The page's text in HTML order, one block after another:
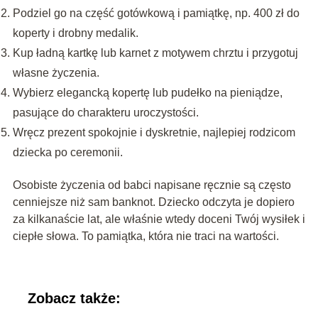
Podziel go na część gotówkową i pamiątkę, np. 400 zł do
koperty i drobny medalik.
Kup ładną kartkę lub karnet z motywem chrztu i przygotuj
własne życzenia.
Wybierz elegancką kopertę lub pudełko na pieniądze,
pasujące do charakteru uroczystości.
Wręcz prezent spokojnie i dyskretnie, najlepiej rodzicom
dziecka po ceremonii.
Osobiste życzenia od babci napisane ręcznie są często
cenniejsze niż sam banknot. Dziecko odczyta je dopiero
za kilkanaście lat, ale właśnie wtedy doceni Twój wysiłek i
ciepłe słowa. To pamiątka, która nie traci na wartości.
Zobacz także: